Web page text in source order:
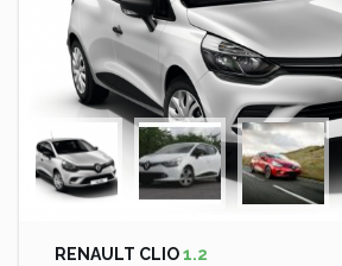
RENAULT CLIO1.2